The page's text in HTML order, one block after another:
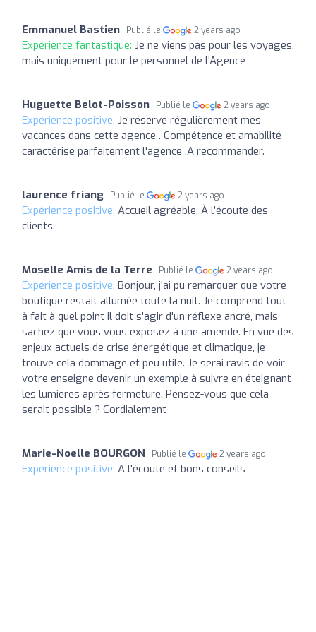
Emmanuel Bastien Publié le 2 years ago
Expérience fantastique: Je ne viens pas pour les voyages,
mais uniquement pour le personnel de l'Agence
Huguette Belot-Poisson Publié le 2 years ago
Expérience positive: Je réserve régulièrement mes
vacances dans cette agence . Compétence et amabilité
caractérise parfaitement l'agence .A recommander.
laurence friang Publié le 2 years ago
Expérience positive: Accueil agréable. À l’écoute des
clients.
Moselle Amis de la Terre Publié le 2 years ago
Expérience positive: Bonjour, j'ai pu remarquer que votre
boutique restait allumée toute la nuit. Je comprend tout
à fait à quel point il doit s'agir d'un réflexe ancré, mais
sachez que vous vous exposez à une amende. En vue des
enjeux actuels de crise énergétique et climatique, je
trouve cela dommage et peu utile. Je serai ravis de voir
votre enseigne devenir un exemple à suivre en éteignant
les lumières après fermeture. Pensez-vous que cela
serait possible ? Cordialement
Marie-Noelle BOURGON Publié le 2 years ago
Expérience positive: A l'écoute et bons conseils